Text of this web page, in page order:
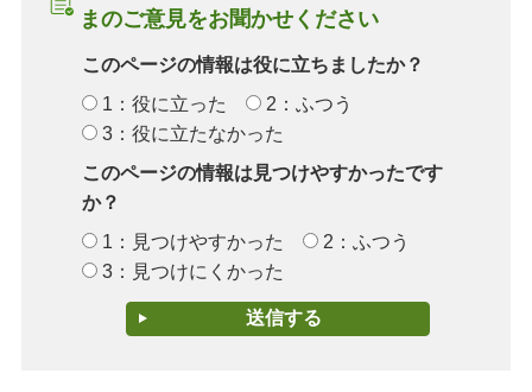
まのご意見をお聞かせください
このページの情報は役に立ちましたか？
1：役に立った
2：ふつう
3：役に立たなかった
このページの情報は見つけやすかったです
か？
1：見つけやすかった
2：ふつう
3：見つけにくかった